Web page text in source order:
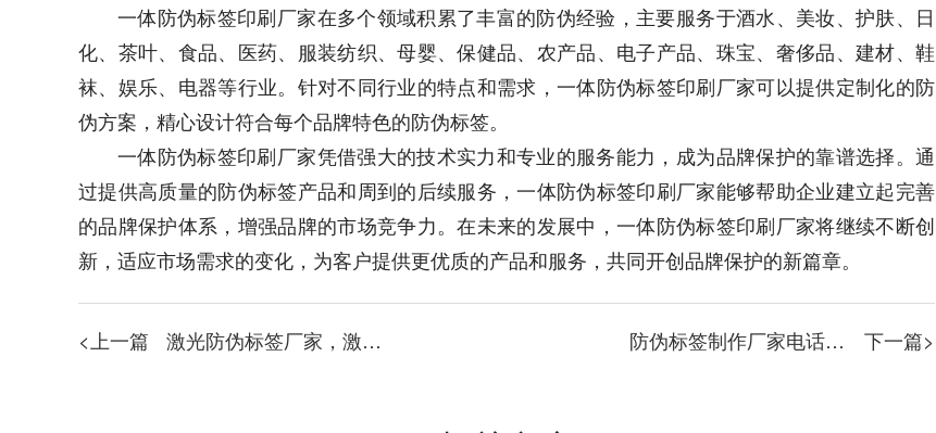
一体防伪标签印刷厂家在多个领域积累了丰富的防伪经验，主要服务于酒水、美妆、护肤、日
化、茶叶、食品、医药、服装纺织、母婴、保健品、农产品、电子产品、珠宝、奢侈品、建材、鞋
袜、娱乐、电器等行业。针对不同行业的特点和需求，一体防伪标签印刷厂家可以提供定制化的防
伪方案，精心设计符合每个品牌特色的防伪标签。
一体防伪标签印刷厂家凭借强大的技术实力和专业的服务能力，成为品牌保护的靠谱选择。通
过提供高质量的防伪标签产品和周到的后续服务，一体防伪标签印刷厂家能够帮助企业建立起完善
的品牌保护体系，增强品牌的市场竞争力。在未来的发展中，一体防伪标签印刷厂家将继续不断创
新，适应市场需求的变化，为客户提供更优质的产品和服务，共同开创品牌保护的新篇章。
<上一篇 激光防伪标签厂家，激光防伪标签 防伪标签制作厂家电话，做防伪标贴的工厂 下一篇>